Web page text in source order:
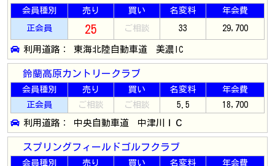
会員種別 売り 買い 名変料 年会費
正会員 25 ご相談 33 29,700
利用道路： 東海北陸自動車道 美濃IC
鈴蘭高原カントリークラブ
会員種別 売り 買い 名変料
年会費
正会員
ご相談 ご相談 5.5 18,700
利用道路： 中央自動車道 中津川ＩＣ
スプリングフィールドゴルフクラブ
会員種別 売り 買い 名変料 年会費